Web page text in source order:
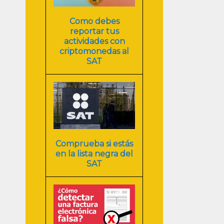
Como debes
reportar tus
actividades con
criptomonedas al
SAT
Comprueba si estás
en la lista negra del
SAT